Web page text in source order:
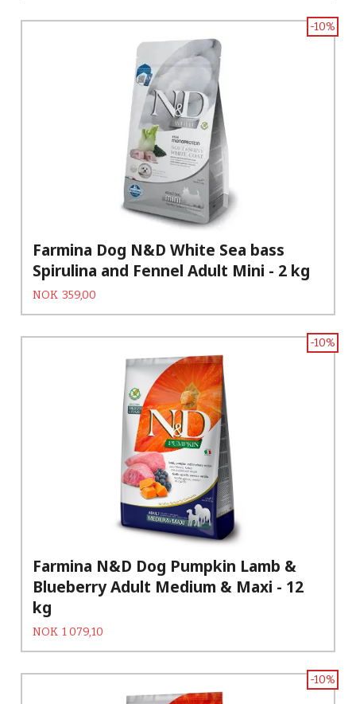
Farmina Dog N&D White Sea bass
Spirulina and Fennel Adult Mini - 2 kg
Tilbud
NOK 359,00Rabatt
-10%
Farmina N&D Dog Pumpkin Lamb &
Blueberry Adult Medium & Maxi - 12
kg
Tilbud
NOK 1 079,10Rabatt
-10%
-10%